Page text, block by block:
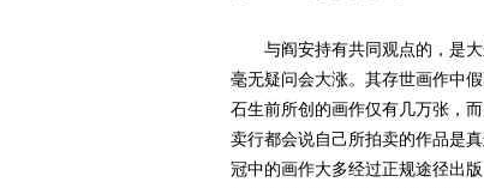
与阎安持有共同观点的，是大
毫无疑问会大涨。其存世画作中
石生前所创的画作仅有几万张，
卖行都会说自己所拍卖的作品是
冠中的画作大多经过正规途径出